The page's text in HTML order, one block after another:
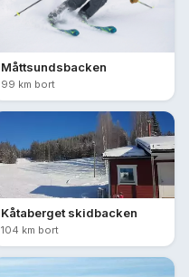
Måttsundsbacken
99 km bort
Kåtaberget skidbacken
104 km bort